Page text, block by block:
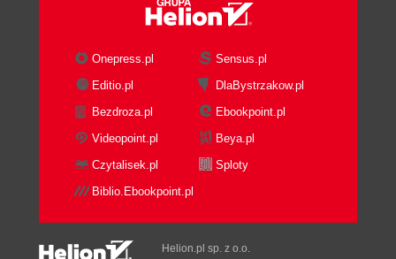
Onepress.pl
Sensus.pl
Editio.pl
DlaBystrzakow.pl
Bezdroza.pl
Ebookpoint.pl
Videopoint.pl
Beya.pl
Czytalisek.pl
Sploty
Biblio.Ebookpoint.pl
Helion.pl sp. z o.o.